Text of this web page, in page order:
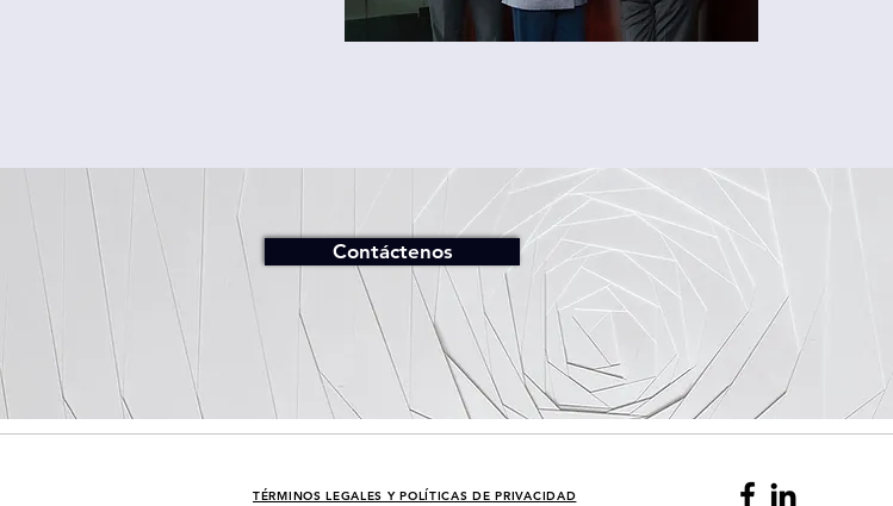
Contáctenos
TÉRMINOS LEGALES Y POLÍTICAS DE PRIVACIDAD